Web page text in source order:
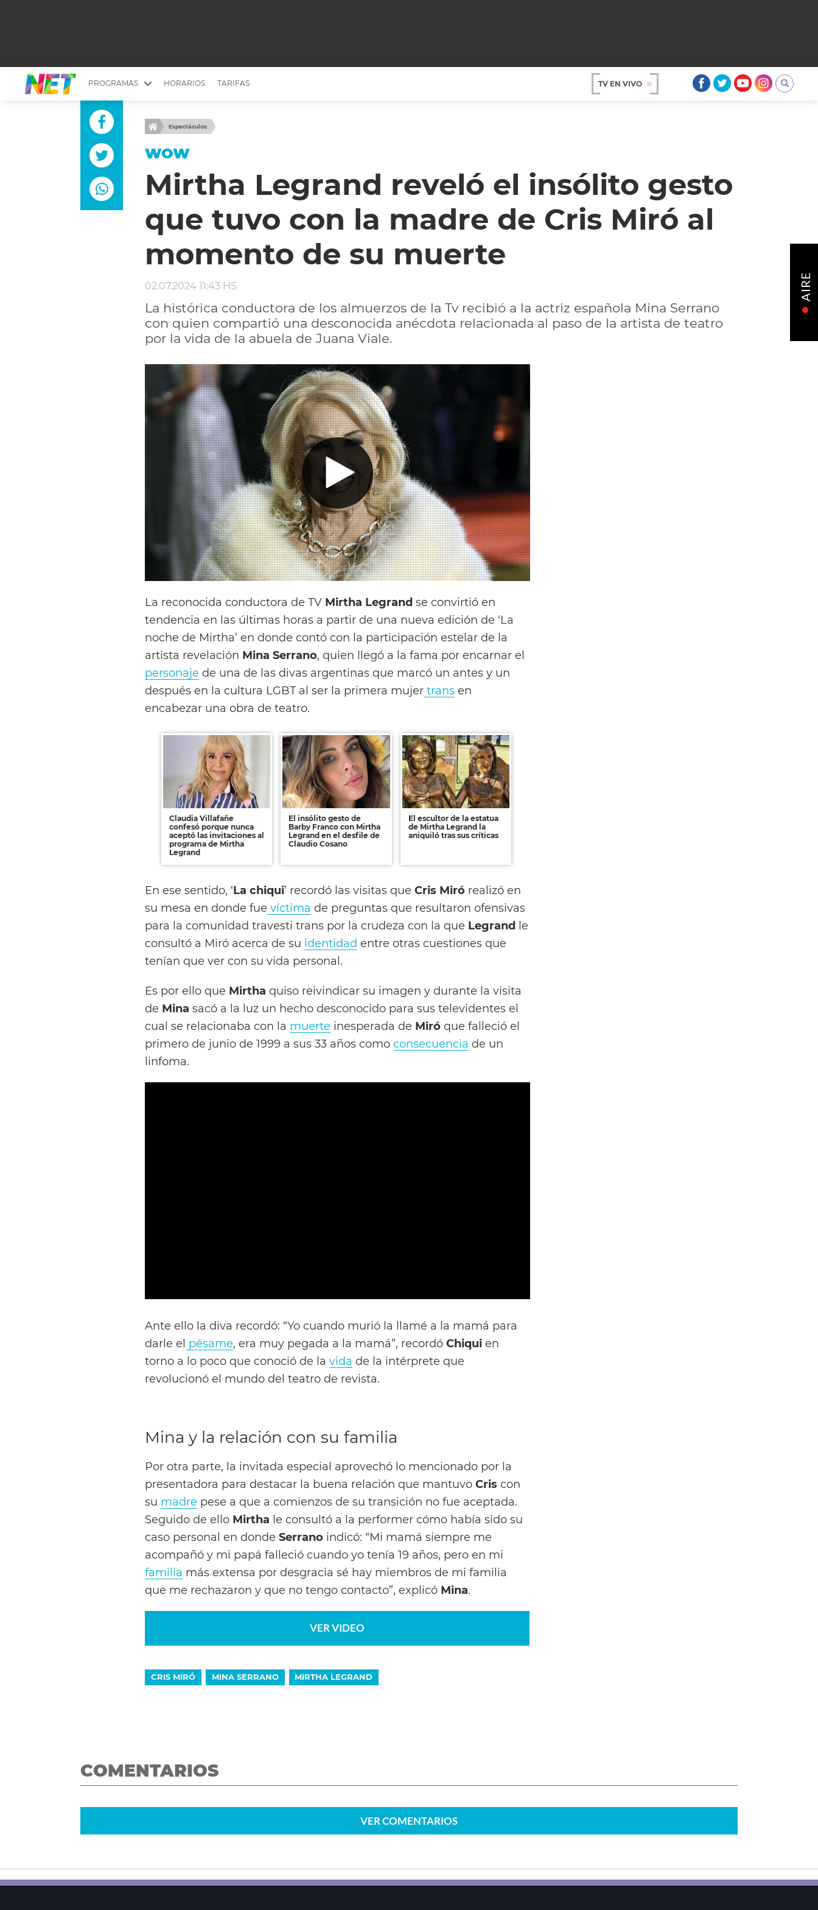
PROGRAMAS
MESA PICANTE
YUYITO A LA TARDE
EMPRENDI2
LONGOBARDI
EL OLIVO BLANCO
TU LUGAR IDEAL
CHICHE EN VIVO
ARGENTINOS X ARGENTINA
CARAS Y NEGOCIOS
SCOUTING PARA UN CAMBIO
INTELEXIS TV
ENTROMETIDOS EN LA TELE
ENTRE NOS
MODO FONTEVECCHIA
PERIODISMO PURO
REPERFILAR
FIESTAS ARGENTINAS
BELLEZA FASHION
FULL FACE TV
DESAFÍO 10 AÑOS MENOS
AGENDA CORPORATIVA
HORARIOS TARIFAS TV EN VIVO
Espectáculos
WOW
Mirtha Legrand reveló el insólito gesto
que tuvo con la madre de Cris Miró al
momento de su muerte
02.07.2024 11:43 HS
La histórica conductora de los almuerzos de la Tv recibió a la actriz española Mina Serrano
con quien compartió una desconocida anécdota relacionada al paso de la artista de teatro
por la vida de la abuela de Juana Viale.
La reconocida conductora de TV Mirtha Legrand se convirtió en
tendencia en las últimas horas a partir de una nueva edición de ‘La
noche de Mirtha’ en donde contó con la participación estelar de la
artista revelación Mina Serrano, quien llegó a la fama por encarnar el
personaje de una de las divas argentinas que marcó un antes y un
después en la cultura LGBT al ser la primera mujer trans en
encabezar una obra de teatro.
Claudia Villafañe
confesó porque nunca
aceptó las invitaciones al
programa de Mirtha
Legrand
El insólito gesto de
Barby Franco con Mirtha
Legrand en el desfile de
Claudio Cosano
El escultor de la estatua
de Mirtha Legrand la
aniquiló tras sus críticas
En ese sentido, ‘La chiqui’ recordó las visitas que Cris Miró realizó en
su mesa en donde fue víctima de preguntas que resultaron ofensivas
para la comunidad travesti trans por la crudeza con la que Legrand le
consultó a Miró acerca de su identidad entre otras cuestiones que
tenían que ver con su vida personal.
Es por ello que Mirtha quiso reivindicar su imagen y durante la visita
de Mina sacó a la luz un hecho desconocido para sus televidentes el
cual se relacionaba con la muerte inesperada de Miró que falleció el
primero de junio de 1999 a sus 33 años como consecuencia de un
linfoma.
Ante ello la diva recordó: “Yo cuando murió la llamé a la mamá para
darle el pésame, era muy pegada a la mamá”, recordó Chiqui en
torno a lo poco que conoció de la vida de la intérprete que
revolucionó el mundo del teatro de revista.
Mina y la relación con su familia
Por otra parte, la invitada especial aprovechó lo mencionado por la
presentadora para destacar la buena relación que mantuvo Cris con
su madre pese a que a comienzos de su transición no fue aceptada.
Seguido de ello Mirtha le consultó a la performer cómo había sido su
caso personal en donde Serrano indicó: “Mi mamá siempre me
acompañó y mi papá falleció cuando yo tenía 19 años, pero en mi
familia más extensa por desgracia sé hay miembros de mi familia
que me rechazaron y que no tengo contacto”, explicó Mina.
VER VIDEO
CRIS MIRÓ MINA SERRANO MIRTHA LEGRAND
COMENTARIOS
VERCOMENTARIOS
AIRE